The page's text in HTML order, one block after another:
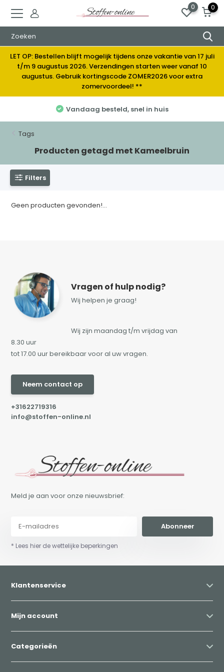
0 0
LET OP: Bestellen blijft mogelijk tijdens onze vakantie van 17 juli
t/m 9 augustus 2026. Verzendingen starten weer vanaf 10
augustus. Gebruik kortingscode ZOMER2026 voor extra
zomervoordeel! **
Vandaag besteld, snel in huis
Tags
Producten getagd met Kameelbruin
Filters
Geen producten gevonden!...
Vragen of hulp nodig?
Wij helpen je graag!
Wij zijn maandag t/m vrijdag van
8.30 uur
tot 17.00 uur bereikbaar voor al uw vragen.
Neem contact op
+31622719316
info@stoffen-online.nl
Meld je aan voor onze nieuwsbrief:
Abonneer
* Lees hier de wettelijke beperkingen
Klantenservice
Mijn account
Categorieën